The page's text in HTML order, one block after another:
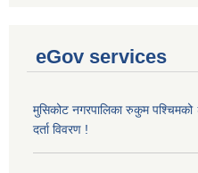
eGov services
मुसिकोट नगरपालिका रुकुम
दर्ता विवरण !